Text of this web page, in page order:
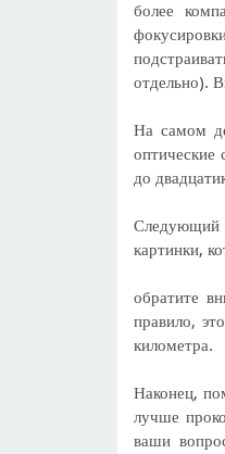
более
отдельно).
На самом
оптические
до
Следующий
картинки,
обратите
правило,
километра.
Наконец,
лучше
ваши